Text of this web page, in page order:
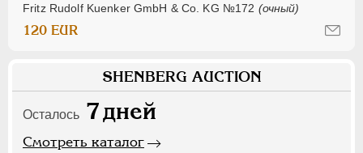
Fritz Rudolf Kuenker GmbH & Co. KG №172 (очный)
120 EUR
SHENBERG AUCTION
Осталось 7дней
Смотреть каталог